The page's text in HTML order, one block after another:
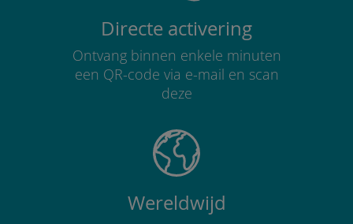
Directe activering
Ontvang binnen enkele minuten
een QR-code via e-mail en scan
deze
Wereldwijd